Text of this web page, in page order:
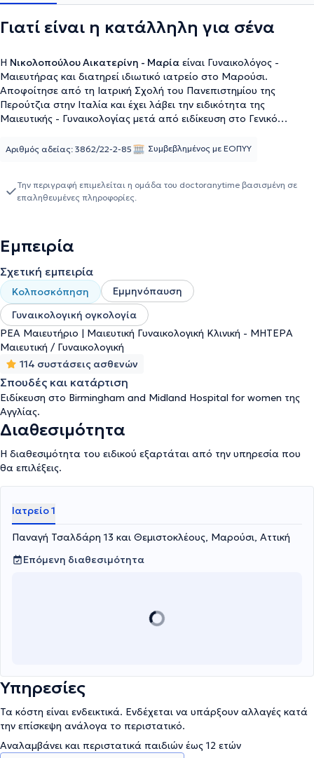
Γιατί είναι η κατάλληλη για σένα
H Νικολοπούλου Αικατερίνη - Μαρία είναι Γυναικολόγος -
Μαιευτήρας και διατηρεί ιδιωτικό ιατρείο στο Μαρούσι.
Αποφοίτησε από τη Ιατρική Σχολή του Πανεπιστημίου της
Περούτζια στην Ιταλία και έχει λάβει την ειδικότητα της
Μαιευτικής - Γυναικολογίας μετά από ειδίκευση στο Γενικό
Νοσοκομείο και μετεκπαίδευση στο Birmingham της Αγγλίας στην
και εφημερεύουσα ιατρός στο Μαιευτήριο Ρέα και συνεργάτης
του Μαιευτηρίου Μητέρα , ενώ παράλληλα διατηρεί ιδιωτικό
ΠΑΠ, διακολπικός υπέρηχος μήτρας και ωοθηκών, κολποσκόπηση
- laser, και παρακολούθηση κύησης. Παράλληλα, ασχολείται με
την υποστήριξη και τη θεραπεία αντικατάστασης ορμονών στην
εμμηνόπαυση, την εφηβική γυναικολογία και τη θεραπεία
κονδυλωμάτων τραχήλου, κόλπου και αιδοίου. Έχει
πραγματοποιήσει πλήθος κολποσκοπήσεων, ενώ έχει αναλάβει
πολλά περιστατικά ογκολογίας του κατώτερου γεννητικού
συστήματος. Τέλος, κατέχει ιδιαίτερη εμπειρία στην θεραπεία
αντικατάστασης των ορμονών κατά τη διάρκεια της
εμμηνόπαυσης.
Αριθμός αδείας: 3862/22-2-85 Συμβεβλημένος με ΕΟΠΥΥ
Την περιγραφή επιμελείται η ομάδα του doctoranytime βασισμένη σε
επαληθευμένες πληροφορίες.
Εμπειρία
Σχετική εμπειρία
Κολποσκόπηση
Εμμηνόπαυση
Γυναικολογική ογκολογία
ΡΕΑ Μαιευτήριο | Μαιευτική Γυναικολογική Κλινική - ΜΗΤΕΡΑ
Μαιευτική / Γυναικολογική
114 συστάσεις ασθενών
Σπουδές και κατάρτιση
Ειδίκευση στο Birmingham and Midland Hospital for women της
Αγγλίας.
Διαθεσιμότητα
Η διαθεσιμότητα του ειδικού εξαρτάται από την υπηρεσία που
θα επιλέξεις.
Ιατρείο 1
Παναγή Τσαλδάρη 13 και Θεμιστοκλέους, Μαρούσι, Αττική
Επόμενη διαθεσιμότητα
Υπηρεσίες
Τα κόστη είναι ενδεικτικά. Ενδέχεται να υπάρξουν αλλαγές κατά
την επίσκεψη ανάλογα το περιστατικό.
Αναλαμβάνει και περιστατικά παιδιών έως 12 ετών